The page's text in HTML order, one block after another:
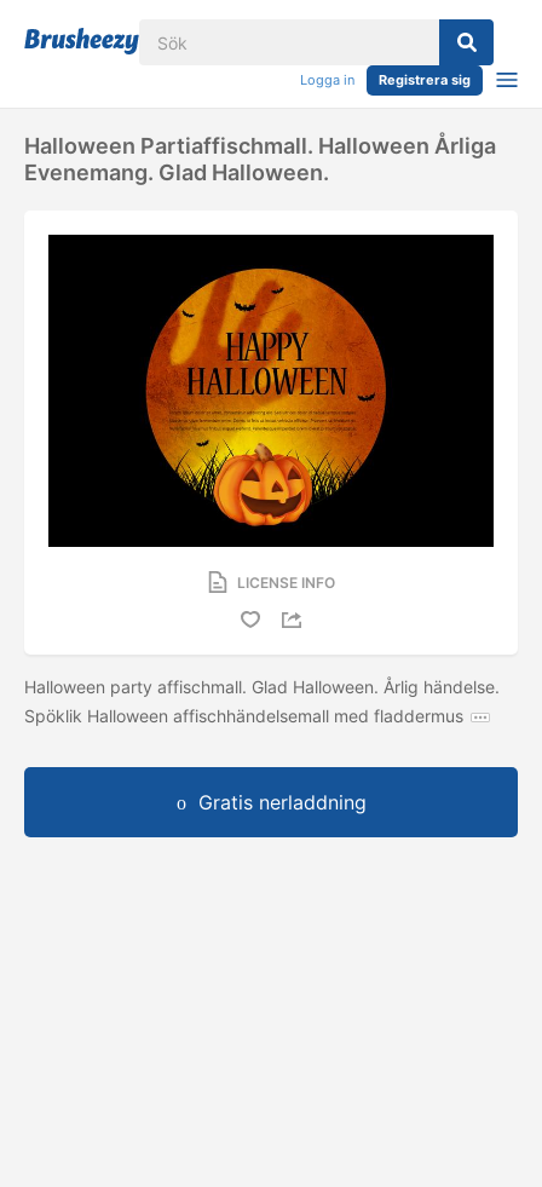
Logga in Registrera sig
Halloween Partiaffischmall. Halloween Årliga
Evenemang. Glad Halloween.
LICENSE INFO
Halloween party affischmall. Glad Halloween. Årlig händelse.
Spöklik Halloween affischhändelsemall med fladdermus
Gratis nerladdning